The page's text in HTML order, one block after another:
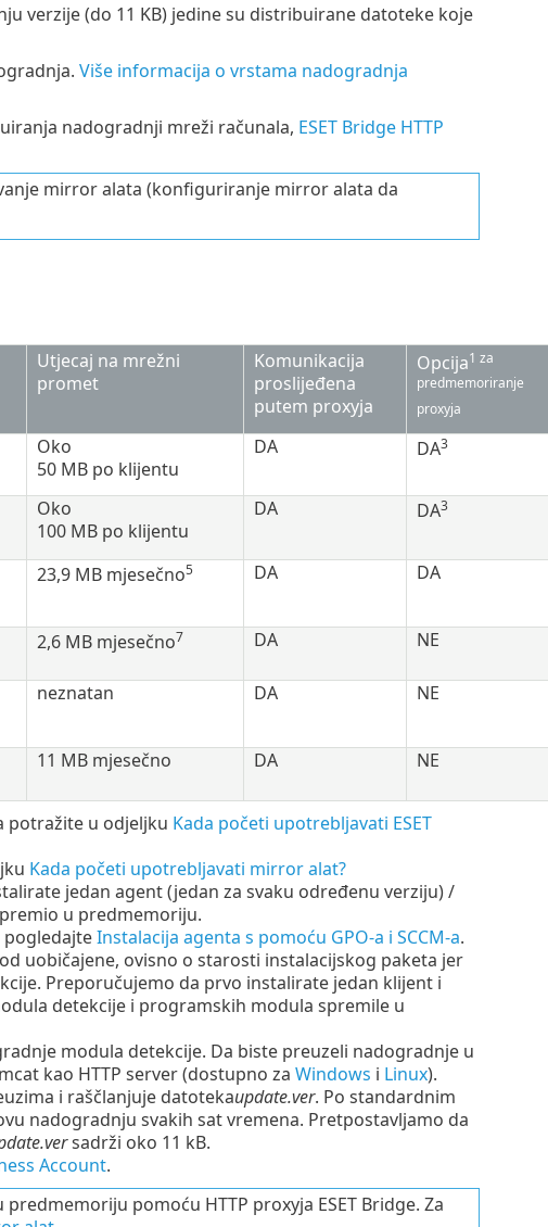
verzije (do 11 KB) jedine su distribuirane datoteke koje
Više informacija o vrstama nadogradnja
nadogradnji mreži računala, ESET Bridge HTTP
mirror alata (konfiguriranje mirror alata da
Utjecaj na mrežni
promet
Komunikacija
proslijeđena
putem proxyja
Opcija1 za
predmemoriranje
proxyja
Oko
50 MB po klijentu
DA DA3
Oko
100 MB po klijentu
DA DA3
23,9 MB mjesečno5 DA DA
2,6 MB mjesečno7 DA NE
neznatan DA NE
11 MB mjesečno DA NE
potražite u odjeljku Kada početi upotrebljavati ESET
Kada početi upotrebljavati mirror alat?
jedan agent (jedan za svaku određenu verziju) /
u predmemoriju.
pogledajteInstalacija agenta s pomoću GPO-a i SCCM-a.
uobičajene, ovisno o starosti instalacijskog paketa jer
Preporučujemo da prvo instalirate jedan klijent i
detekcije i programskih modula spremile u
modula detekcije. Da biste preuzeli nadogradnje u
kao HTTP server (dostupno za Windows i Linux).
i raščlanjuje datotekaupdate.ver. Po standardnim
nadogradnju svakih sat vremena. Pretpostavljamo da
sadrži oko 11 kB.
Account.
pomoću HTTP proxyja ESET Bridge. Za